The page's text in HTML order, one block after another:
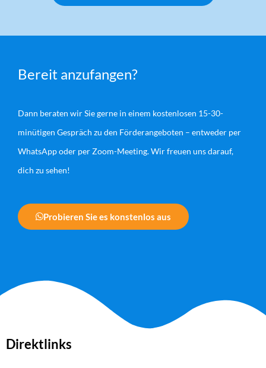
Bereit anzufangen?
Dann beraten wir Sie gerne in einem kostenlosen 15-30-
minütigen Gespräch zu den Förderangeboten – entweder per
WhatsApp oder per Zoom-Meeting. Wir freuen uns darauf,
dich zu sehen!
Probieren Sie es konstenlos aus
Direktlinks